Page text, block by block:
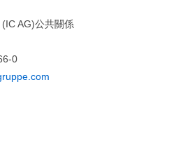
AG)公共關係
0